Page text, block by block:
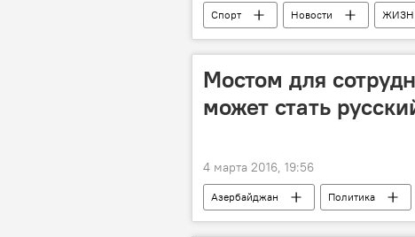
Спорт Новости
Фанат
Мостом для
может стать
4 марта 2016, 19:56
Азербайджан Политика
Пресс-центр Sputnik